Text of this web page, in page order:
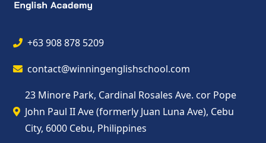
+63 908 878 5209
contact@winningenglishschool.com
23 Minore Park, Cardinal Rosales Ave. cor Pope
John Paul II Ave (formerly Juan Luna Ave), Cebu
City, 6000 Cebu, Philippines